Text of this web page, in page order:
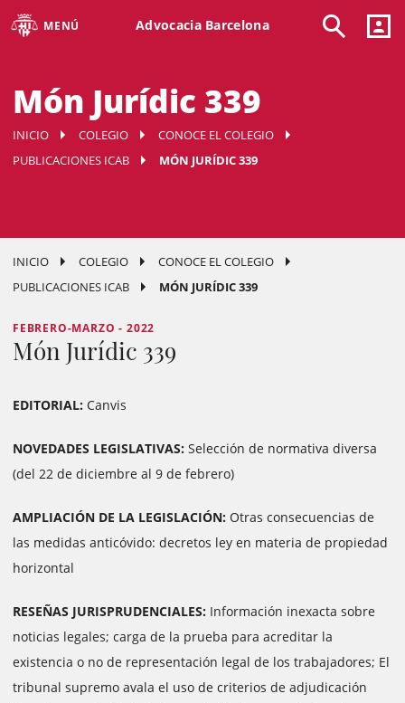
MENÚ Advocacia Barcelona
Món Jurídic 339
INICIO COLEGIO
CONOCE EL COLEGIO
PUBLICACIONES ICAB
MÓN JURÍDIC 339
INICIO COLEGIO
CONOCE EL COLEGIO
PUBLICACIONES ICAB
MÓN JURÍDIC 339
FEBRERO-MARZO - 2022
Món Jurídic 339
EDITORIAL: Canvis
NOVEDADES LEGISLATIVAS: Selección de normativa diversa
(del 22 de diciembre al 9 de febrero)
AMPLIACIÓN DE LA LEGISLACIÓN: Otras consecuencias de
las medidas anticóvido: decretos ley en materia de propiedad
horizontal
RESEÑAS JURISPRUDENCIALES: Información inexacta sobre
noticias legales; carga de la prueba para acreditar la
existencia o no de representación legal de los trabajadores; El
tribunal supremo avala el uso de criterios de adjudicación